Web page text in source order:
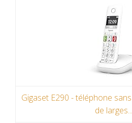
Gigaset E290 - téléphone
de larges...